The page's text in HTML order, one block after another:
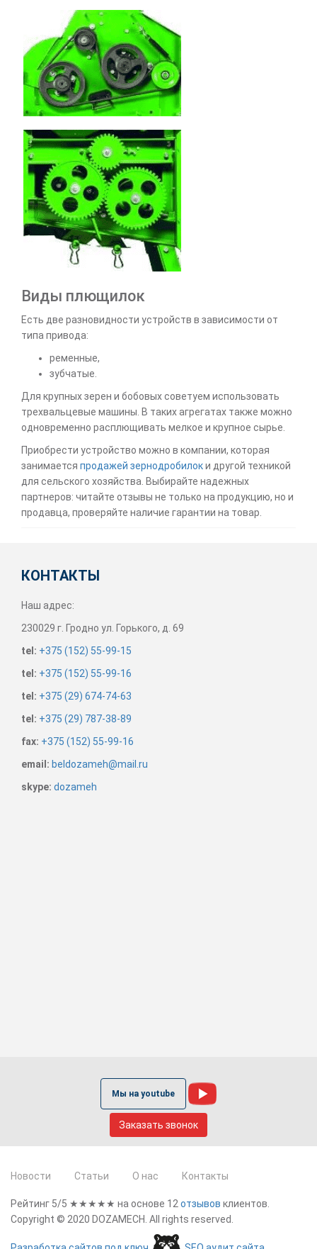
Виды плющилок
Есть две разновидности устройств в зависимости от
типа привода:
ременные,
зубчатые.
Для крупных зерен и бобовых советуем использовать
трехвальцевые машины. В таких агрегатах также можно
одновременно расплющивать мелкое и крупное сырье.
Приобрести устройство можно в компании, которая
занимается продажей зернодробилоки другой техникой
для сельского хозяйства. Выбирайте надежных
партнеров: читайте отзывы не только на продукцию, но и
продавца, проверяйте наличие гарантии на товар.
КОНТАКТЫ
Наш адрес:
230029 г. Гродно ул. Горького, д. 69
tel: +375 (152) 55-99-15
tel: +375 (152) 55-99-16
tel: +375 (29) 674-74-63
tel: +375 (29) 787-38-89
fax: +375 (152) 55-99-16
email: beldozameh@mail.ru
skype: dozameh
Мы на youtube
Заказать звонок
Новости Статьи О нас Контакты
Рейтинг 5/5 ★★★★★ на основе 12 отзывов клиентов.
Copyright © 2020 DOZAMECH. All rights reserved.